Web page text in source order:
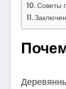
Советы